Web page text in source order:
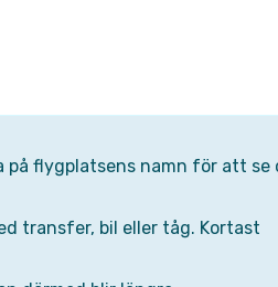
flygplatsens namn för att se
transfer, bil eller tåg. Kortast